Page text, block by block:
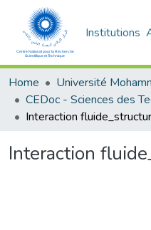
Institutions
Home
Interaction
Interaction